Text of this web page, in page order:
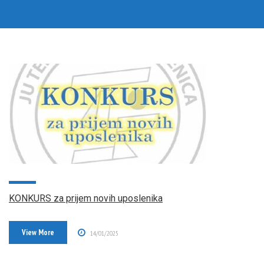
KONKURS za prijem novih uposlenika
View More 14/01/2025